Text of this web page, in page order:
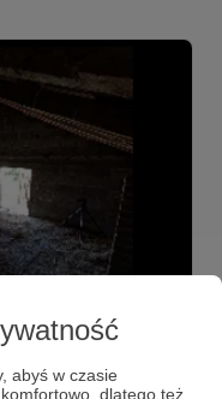
abyś w czasie
dlatego też